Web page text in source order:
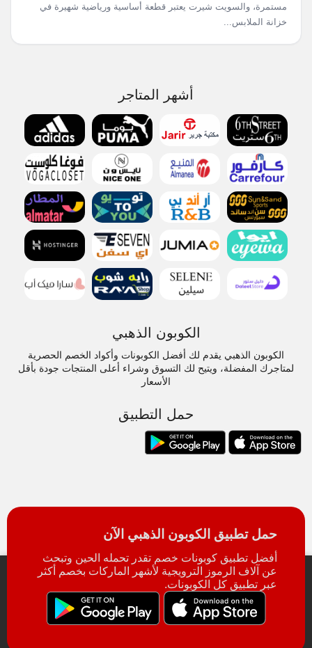
مستمرة، والسويت شيرت يعتبر قطعة أساسية ورياضية شهيرة في
خزانة الملابس...
أشهر المتاجر
الكوبون الذهبي
الكوبون الذهبي يقدم لك أفضل الكوبونات وأكواد الخصم الحصرية
لمتاجرك المفضلة، ويتيح لك التسوق وشراء أعلى المنتجات جودة بأقل
الأسعار
حمل التطبيق
حمل تطبيق الكوبون الذهبي الآن
أفضل تطبيق كوبونات خصم تقدر تحمله الحين وتبحث
عن آلاف الرموز الترويجية لأشهر الماركات بخصم أكثر
عبر تطبيق كل الكوبونات.